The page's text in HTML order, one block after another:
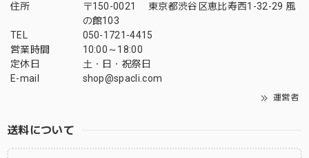
住所
〒150-0021 東京都渋谷区恵比寿西1-32-29 風
の館103
TEL
050-1721-4415
営業時間
10:00～18:00
定休日
土・日・祝祭日
E-mail
shop@spacli.com
運営者
送料について